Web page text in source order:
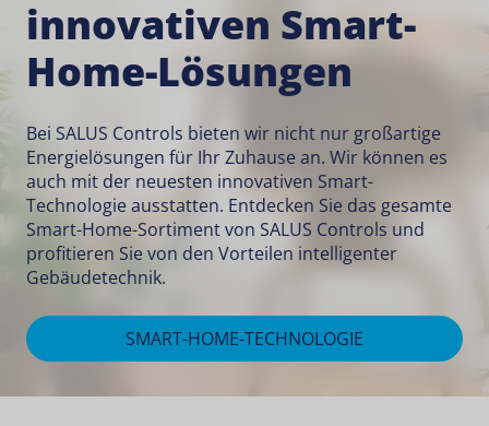
innovativen Smart-
Home-Lösungen
Bei SALUS Controls bieten wir nicht nur großartige
Energielösungen für Ihr Zuhause an. Wir können es
auch mit der neuesten innovativen Smart-
Technologie ausstatten. Entdecken Sie das gesamte
Smart-Home-Sortiment von SALUS Controls und
profitieren Sie von den Vorteilen intelligenter
Gebäudetechnik.
SMART-HOME-TECHNOLOGIE